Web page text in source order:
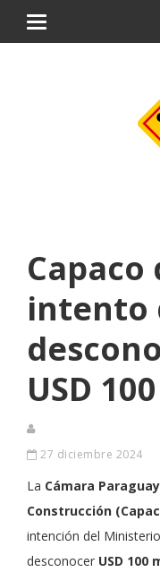
intento
USD
27 diciembre 2024
La Cámara
Construcción
intención del
desconocer USD